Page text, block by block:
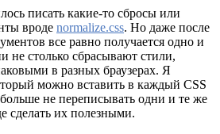
писать какие-то сбросы или
вроде normalize.css. Но даже после
все равно получается одно и
не столько сбрасывают стили,
в разных браузерах. Я
можно вставить в каждый CSS
не переписывать одни и те же
сделать их полезными.